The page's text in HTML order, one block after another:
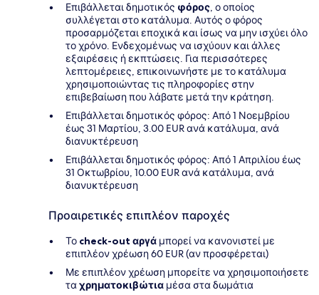
Επιβάλλεται δημοτικός φόρος, ο οποίος
συλλέγεται στο κατάλυμα. Αυτός ο φόρος
προσαρμόζεται εποχικά και ίσως να μην ισχύει όλο
το χρόνο. Ενδεχομένως να ισχύουν και άλλες
εξαιρέσεις ή εκπτώσεις. Για περισσότερες
λεπτομέρειες, επικοινωνήστε με το κατάλυμα
χρησιμοποιώντας τις πληροφορίες στην
επιβεβαίωση που λάβατε μετά την κράτηση.
Επιβάλλεται δημοτικός φόρος: Από 1 Νοεμβρίου
έως 31 Μαρτίου, 3.00 EUR ανά κατάλυμα, ανά
διανυκτέρευση
Επιβάλλεται δημοτικός φόρος: Από 1 Απριλίου έως
31 Οκτωβρίου, 10.00 EUR ανά κατάλυμα, ανά
διανυκτέρευση
Προαιρετικές επιπλέον παροχές
Το check-out αργά μπορεί να κανονιστεί με
επιπλέον χρέωση 60 EUR (αν προσφέρεται)
Με επιπλέον χρέωση μπορείτε να χρησιμοποιήσετε
ταχρηματοκιβώτια μέσα στα δωμάτια